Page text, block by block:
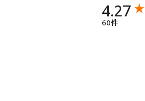
4.27
60件